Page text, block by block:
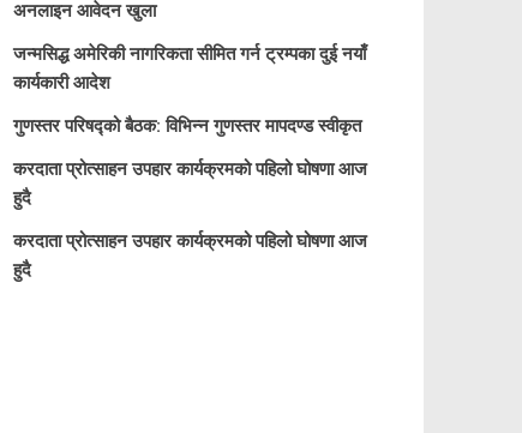
अनलाइन आवेदन खुला
जन्मसिद्ध अमेरिकी नागरिकता सीमित गर्न ट्रम्पका दुई नयाँ
कार्यकारी आदेश
गुणस्तर परिषद्को बैठक: विभिन्न गुणस्तर मापदण्ड स्वीकृत
करदाता प्रोत्साहन उपहार कार्यक्रमको पहिलो घोषणा आज
हुदै
करदाता प्रोत्साहन उपहार कार्यक्रमको पहिलो घोषणा आज
हुदै